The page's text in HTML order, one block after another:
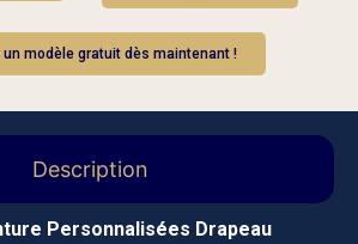
un modèle gratuit dès maintenant !
Description
Personnalisées Drapeau